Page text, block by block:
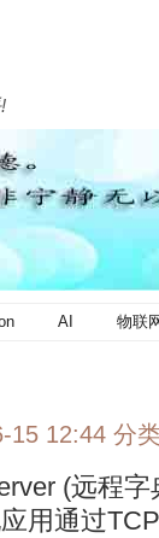
AI 物联
15 12:44 分
(远程
用通过